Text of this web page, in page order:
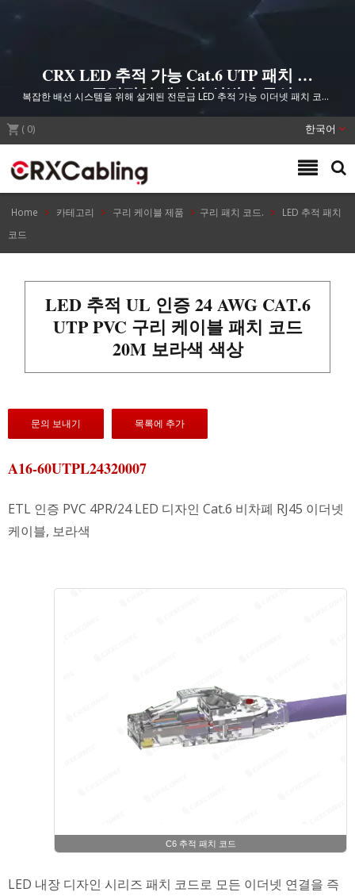
CRX LED 추적 가능 Cat.6 UTP 패치 코
드 - 즉각적인 케이블 식별 솔루션
복잡한 배선 시스템을 위해 설계된 전문급 LED 추적 가능 이더넷 패치 코드.
UL 인증, ETL 검증, 50 마이크론 금도금 RJ45 커넥터 및 100% 순동 구조.
( 0) 한국어
Home 카테고리 구리 케이블 제품 구리 패치 코드.
LED 추적 패치
코드
LED 추적 UL 인증 24 AWG CAT.6
UTP PVC 구리 케이블 패치 코드
20M 보라색 색상
문의 보내기 목록에 추가
A16-60UTPL24320007
ETL 인증 PVC 4PR/24 LED 디자인 Cat.6 비차폐 RJ45 이더넷
케이블, 보라색
C6 추적 패치 코드
LED 내장 디자인 시리즈 패치 코드로 모든 이더넷 연결을 즉